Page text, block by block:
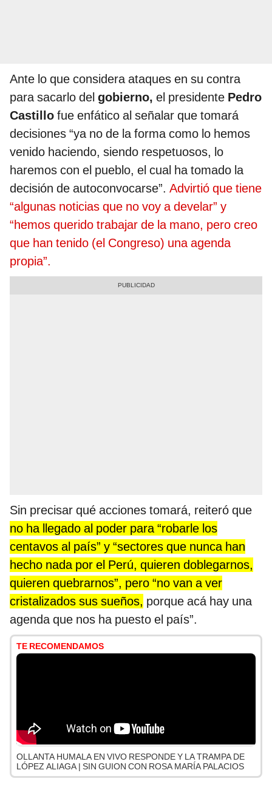
Ante lo que considera ataques en su contra
para sacarlo del gobierno, el presidente Pedro
Castillo fue enfático al señalar que tomará
decisiones “ya no de la forma como lo hemos
venido haciendo, siendo respetuosos, lo
haremos con el pueblo, el cual ha tomado la
decisión de autoconvocarse”. Advirtió que tiene
“algunas noticias que no voy a develar” y
“hemos querido trabajar de la mano, pero creo
que han tenido (el Congreso) una agenda
propia”.
Sin precisar qué acciones tomará, reiteró que
no ha llegado al poder para “robarle los
centavos al país” y “sectores que nunca han
hecho nada por el Perú, quieren doblegarnos,
quieren quebrarnos”, pero “no van a ver
cristalizados sus sueños, porque acá hay una
agenda que nos ha puesto el país”.
TE RECOMENDAMOS
OLLANTA HUMALA EN VIVO RESPONDE Y LA TRAMPA DE
LÓPEZ ALIAGA | SIN GUION CON ROSA MARÍA PALACIOS